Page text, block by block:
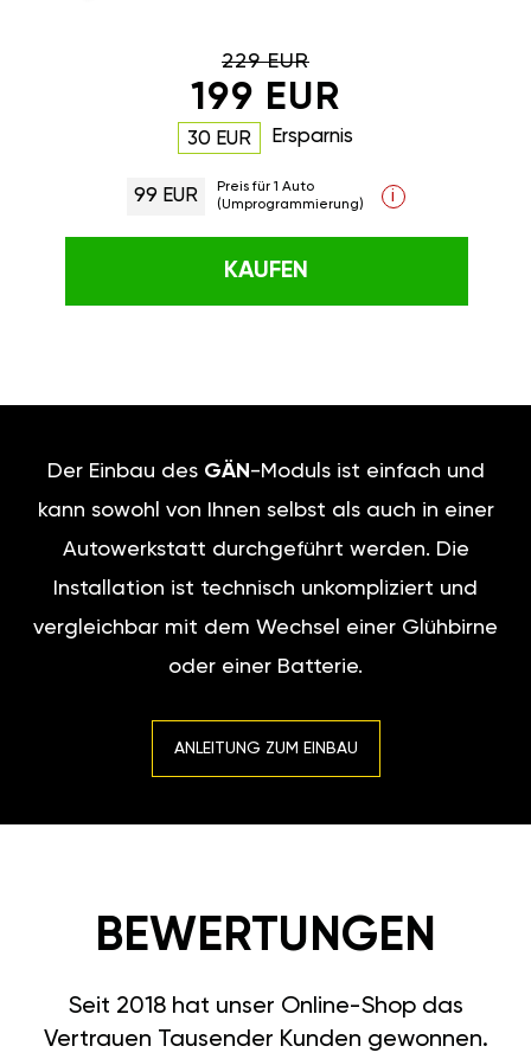
229 EUR
199 EUR
30 EUR Ersparnis
99 EUR
Preis für 1 Auto
(Umprogrammierung)
i
KAUFEN
Der Einbau des GÄN -Moduls ist einfach und
kann sowohl von Ihnen selbst als auch in einer
Autowerkstatt durchgeführt werden. Die
Installation ist technisch unkompliziert und
vergleichbar mit dem Wechsel einer Glühbirne
oder einer Batterie.
ANLEITUNG ZUM EINBAU
BEWERTUNGEN
Seit 2018 hat unser Online-Shop das
Vertrauen Tausender Kunden gewonnen.